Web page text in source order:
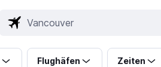
Flughäfen Zeiten